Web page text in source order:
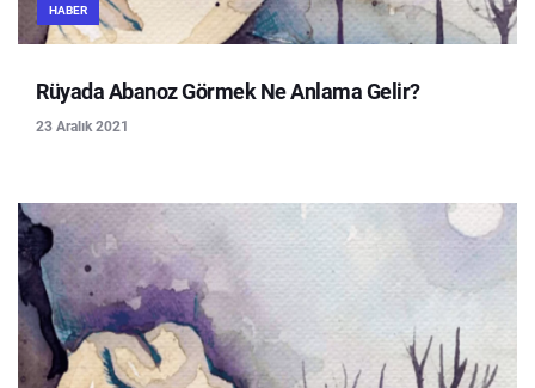
HABER
Rüyada Abanoz Görmek Ne Anlama Gelir?
23 Aralık 2021